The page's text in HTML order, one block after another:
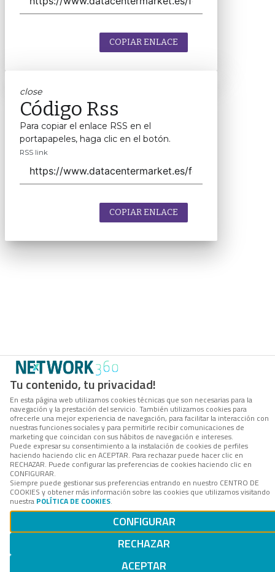
Tu contenido, tu privacidad!
En esta página web utilizamos cookies técnicas que son necesarias para la
navegación y la prestación del servicio. También utilizamos cookies para
ofrecerle una mejor experiencia de navegación, para facilitar la interacción con
nuestras funciones sociales y para permitirle recibir comunicaciones de
marketing que coincidan con sus hábitos de navegación e intereses.
Puede expresar su consentimiento a la instalación de cookies de perfiles
haciendo haciendo clic en ACEPTAR. Para rechazar puede hacer clic en
RECHAZAR. Puede configurar las preferencias de cookies haciendo clic en
CONFIGURAR.
Siempre puede gestionar sus preferencias entrando en nuestro CENTRO DE
COOKIES y obtener más información sobre las cookies que utilizamos visitando
nuestra POLÍTICA DE COOKIES.
CONFIGURAR
RECHAZAR
ACEPTAR
COPIAR ENLACE
close
Código Rss
Para copiar el enlace RSS en el
portapapeles, haga clic en el botón.
RSS link
COPIAR ENLACE